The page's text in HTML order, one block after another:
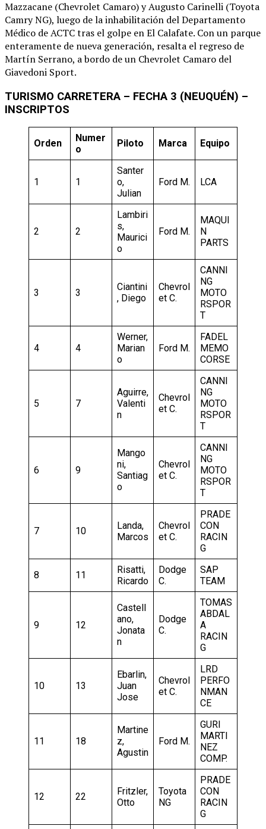
Mazzacane (Chevrolet Camaro) y Augusto Carinelli (Toyota
Camry NG), luego de la inhabilitación del Departamento
Médico de ACTC tras el golpe en El Calafate. Con un parque
enteramente de nueva generación, resalta el regreso de
Martín Serrano, a bordo de un Chevrolet Camaro del
Giavedoni Sport.
TURISMO CARRETERA – FECHA 3 (NEUQUÉN) –
INSCRIPTOS
Orden
Numer
o
Piloto Marca Equipo
1 1
Santer
o,
Julian
Ford M. LCA
2 2
Lambiri
s,
Maurici
o
Ford M.
MAQUI
N
PARTS
3 3
Ciantini
, Diego
Chevrol
et C.
CANNI
NG
MOTO
RSPOR
T
4 4
Werner,
Marian
o
Ford M.
FADEL
MEMO
CORSE
5 7
Aguirre,
Valenti
n
Chevrol
et C.
CANNI
NG
MOTO
RSPOR
T
6 9
Mango
ni,
Santiag
o
Chevrol
et C.
CANNI
NG
MOTO
RSPOR
T
7 10
Landa,
Marcos
Chevrol
et C.
PRADE
CON
RACIN
G
8 11
Risatti,
Ricardo
Dodge
C.
SAP
TEAM
9 12
Castell
ano,
Jonata
n
Dodge
C.
TOMAS
ABDAL
A
RACIN
G
10 13
Ebarlin,
Juan
Jose
Chevrol
et C.
LRD
PERFO
NMAN
CE
11 18
Martine
z,
Agustin
Ford M.
GURI
MARTI
NEZ
COMP.
12 22
Fritzler,
Otto
Toyota
NG
PRADE
CON
RACIN
G